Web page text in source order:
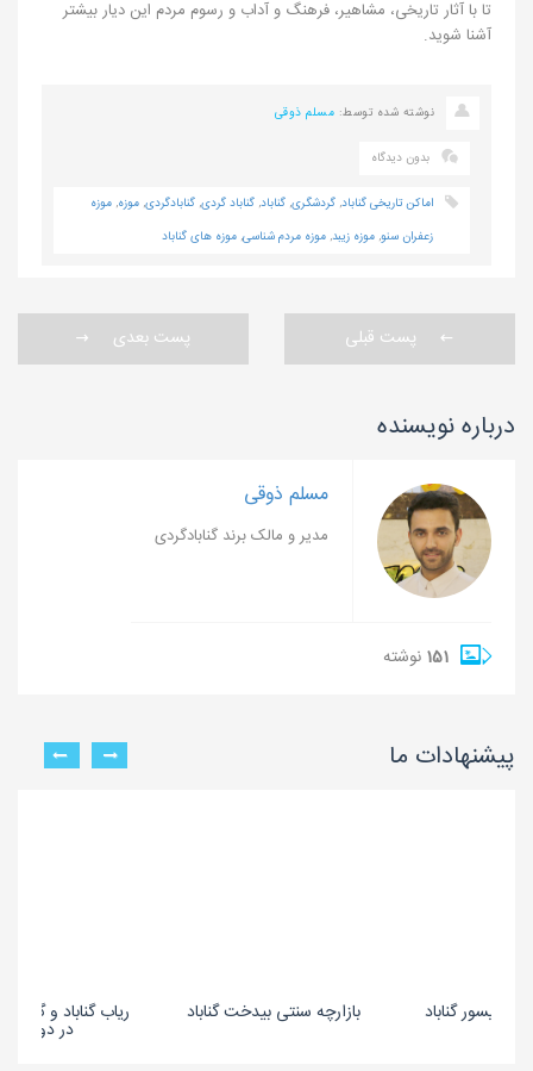
تا با آثار تاریخی، مشاهیر، فرهنگ و آداب و رسوم مردم این دیار بیشتر
آشنا شوید.
نوشته شده توسط: مسلم ذوقی
بدون دیدگاه
اماکن تاریخی گناباد, گردشگری, گناباد, گناباد گردی, گنابادگردی, موزه, موزه
زعفران سنو, موزه زیبد, موزه مردم شناسی, موزه های گناباد
پست قبلی پست بعدی
درباره نویسنده
مسلم ذوقی
مدیر و مالک برند گنابادگردی
151 نوشته
پیشنهادات ما
ریاب گناباد و
در دو بدن
بازارچه سنتی بیدخت گناباد گیسور گناباد